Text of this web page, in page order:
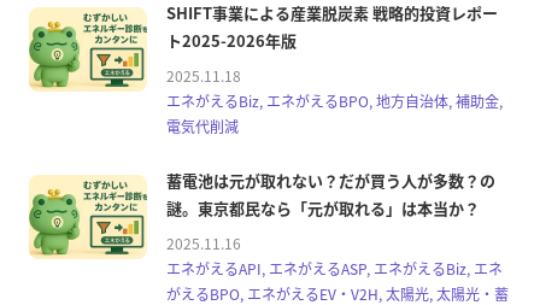
SHIFT事業による産業脱炭素 戦略的投資レポー
ト2025-2026年版
2025.11.18
エネがえるBiz, エネがえるBPO, 地方自治体, 補助金,
電気代削減
蓄電池は元が取れない？だが買う人が多数？の
謎。東京都民なら「元が取れる」は本当か？
2025.11.16
エネがえるAPI, エネがえるASP, エネがえるBiz, エネ
がえるBPO, エネがえるEV・V2H, 太陽光, 太陽光・蓄